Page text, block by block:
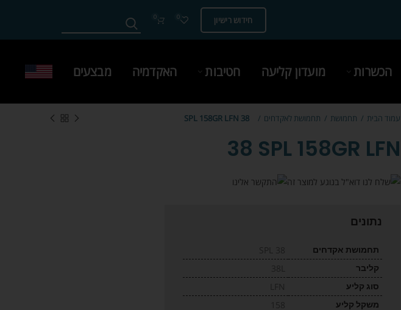
חידוש רישיון 0
0
הכשרות מועדון קליעה חטיבות האקדמיה מבצעים
עמוד הבית
תחמושת תחמושת לאקדחים 38 SPL 158GR LFN
38 SPL 158GR LFN
נתונים
תחמושת אקדחים
קליבר
סוג קליע
משקל קליע